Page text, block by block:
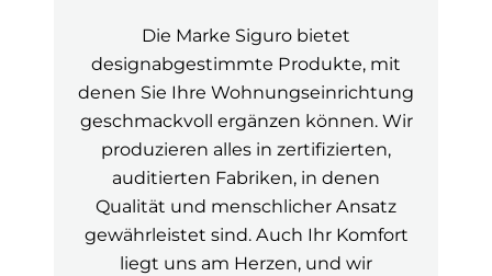
Die Marke Siguro bietet
designabgestimmte Produkte, mit
denen Sie Ihre Wohnungseinrichtung
geschmackvoll ergänzen können. Wir
produzieren alles in zertifizierten,
auditierten Fabriken, in denen
Qualität und menschlicher Ansatz
gewährleistet sind. Auch Ihr Komfort
liegt uns am Herzen, und wir